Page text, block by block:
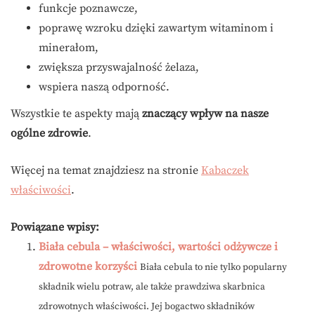
funkcje poznawcze,
poprawę wzroku dzięki zawartym witaminom i
minerałom,
zwiększa przyswajalność żelaza,
wspiera naszą odporność.
Wszystkie te aspekty mają znaczący wpływ na nasze
ogólne zdrowie.
Więcej na temat znajdziesz na stronie Kabaczek
właściwości.
Powiązane wpisy:
Biała cebula – właściwości, wartości odżywcze i
zdrowotne korzyści Biała cebula to nie tylko popularny
składnik wielu potraw, ale także prawdziwa skarbnica
zdrowotnych właściwości. Jej bogactwo składników